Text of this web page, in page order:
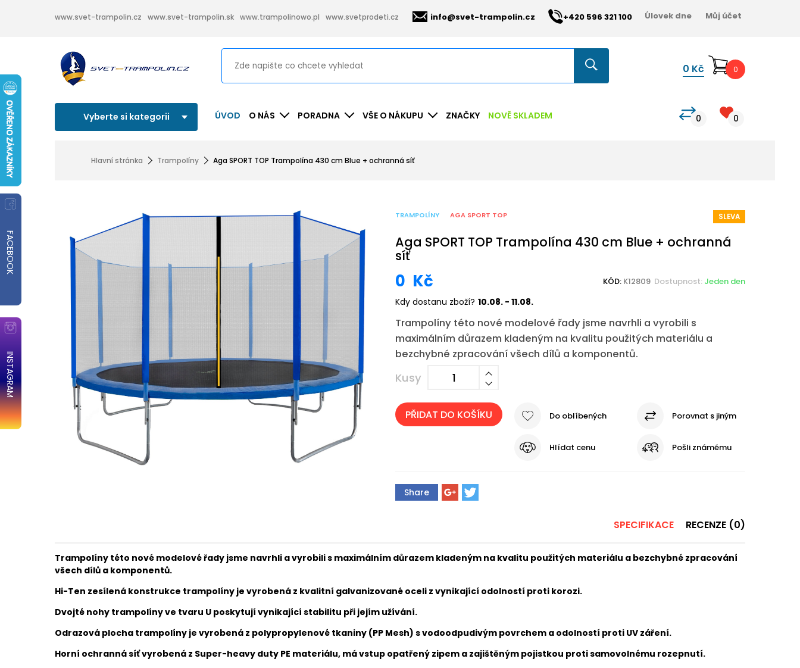
FACEBOOK
INSTAGRAM
www.svet-trampolin.cz www.svet-trampolin.sk www.trampolinowo.pl www.svetprodeti.cz info@svet-trampolin.cz +420 596 321 100 Úlovek dne Můj účet
0 Kč 0
Vyberte si kategorii ÚVOD O NÁS PORADNA VŠE O NÁKUPU ZNAČKY NOVĚ SKLADEM 0 0
Hlavní stránka Trampolíny Aga SPORT TOP Trampolína 430 cm Blue + ochranná síť
TRAMPOLÍNY AGA SPORT TOP SLEVA
Aga SPORT TOP Trampolína 430 cm Blue + ochranná
síť
0 Kč KÓD: K12809 Dostupnost: Jeden den
Kdy dostanu zboží? 10.08. - 11.08.
Trampolíny této nové modelové řady jsme navrhli a vyrobili s
maximálním důrazem kladeným na kvalitu použitých materiálu a
bezchybné zpracování všech dílů a komponentů.
Kusy
PŘIDAT DO KOŠÍKU Do oblíbených Porovnat s jiným
Hlídat cenu Pošli známému
Share
SPECIFIKACE RECENZE (0)
Trampolíny této nové modelové řady jsme navrhli a vyrobili s maximálním důrazem kladeným na kvalitu použitých materiálu a bezchybné zpracování
všech dílů a komponentů.
Hi-Ten zesílená konstrukce trampolíny je vyrobená z kvalitní galvanizované oceli z vynikající odolností proti korozi.
Dvojté nohy trampolíny ve tvaru U poskytují vynikající stabilitu při jejím užívání.
Odrazová plocha trampolíny je vyrobená z polypropylenové tkaniny (PP Mesh) s vodoodpudivým povrchem a odolností proti UV záření.
Horní ochranná síť vyrobená z Super-heavy duty PE materiálu, má vstup opatřený zipem a zajištěným pojistkou proti samovolnému rozepnutí.